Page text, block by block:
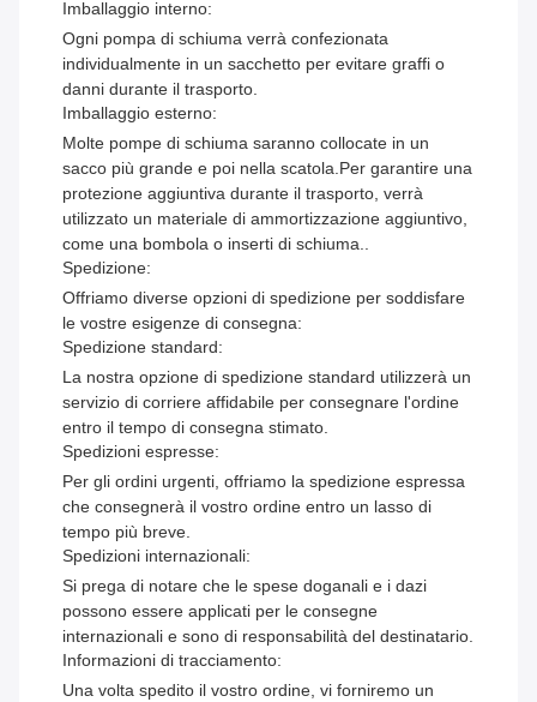
Imballaggio interno:
Ogni pompa di schiuma verrà confezionata
individualmente in un sacchetto per evitare graffi o
danni durante il trasporto.
Imballaggio esterno:
Molte pompe di schiuma saranno collocate in un
sacco più grande e poi nella scatola.Per garantire una
protezione aggiuntiva durante il trasporto, verrà
utilizzato un materiale di ammortizzazione aggiuntivo,
come una bombola o inserti di schiuma..
Spedizione:
Offriamo diverse opzioni di spedizione per soddisfare
le vostre esigenze di consegna:
Spedizione standard:
La nostra opzione di spedizione standard utilizzerà un
servizio di corriere affidabile per consegnare l'ordine
entro il tempo di consegna stimato.
Spedizioni espresse:
Per gli ordini urgenti, offriamo la spedizione espressa
che consegnerà il vostro ordine entro un lasso di
tempo più breve.
Spedizioni internazionali:
Si prega di notare che le spese doganali e i dazi
possono essere applicati per le consegne
internazionali e sono di responsabilità del destinatario.
Informazioni di tracciamento:
Una volta spedito il vostro ordine, vi forniremo un